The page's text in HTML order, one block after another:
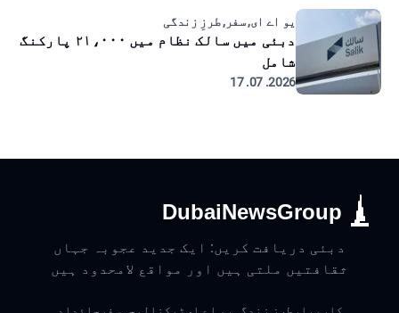
یو اے ای, سفر, طرزِ زندگی
دبئی میں سالک نظام میں ۲۱،۰۰۰ پارکنگ
شامل
2026. 07. 17
DubaiNewsGroup
دبئی دریافت کریں: ایک جدید عجوبہ جہاں
ثقافتیں ملتی ہیں اور مواقع لامحدود ہیں